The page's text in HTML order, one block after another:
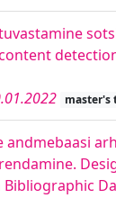
master's
andmebaasi